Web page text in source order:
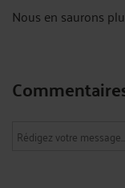
Nous en saurons